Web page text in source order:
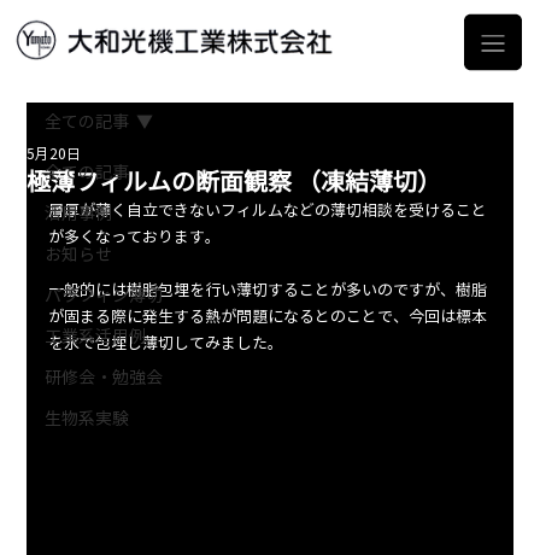
全ての記事
活用事例
お知らせ
パラフィン薄切
工業系活用例
研修会・勉強会
生物系実験
全ての記事
極薄フィルムの断面観察 （凍結薄切）
5月20日
層厚が薄く自立できないフィルムなどの薄切相談を受けること
が多くなっております。
一般的には樹脂包埋を行い薄切することが多いのですが、樹脂
が固まる際に発生する熱が問題になるとのことで、今回は標本
を氷で包埋し薄切してみました。